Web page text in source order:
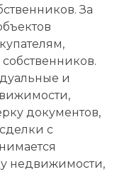
За
и
документов,
с
недвижимости,